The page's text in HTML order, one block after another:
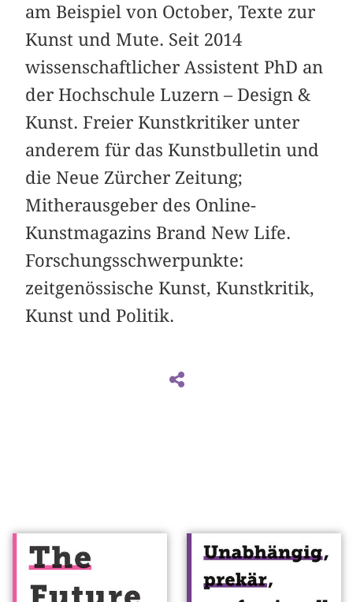
am Beispiel von October, Texte zur
Kunst und Mute. Seit 2014
wissenschaftlicher Assistent PhD an
der Hochschule Luzern – Design &
Kunst. Freier Kunstkritiker unter
anderem für das Kunstbulletin und
die Neue Zürcher Zeitung;
Mitherausgeber des Online-
Kunstmagazins Brand New Life.
Forschungsschwerpunkte:
zeitgenössische Kunst, Kunstkritik,
Kunst und Politik.